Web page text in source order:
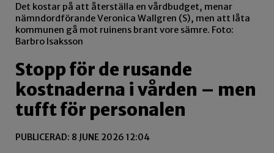
Det kostar på att återställa en vårdbudget, menar
nämndordförande Veronica Wallgren (S), men att låta
kommunen gå mot ruinens brant vore sämre. Foto:
Barbro Isaksson
Stopp för de rusande
kostnaderna i vården – men
tufft för personalen
PUBLICERAD: 8 JUNE 2026 12:04